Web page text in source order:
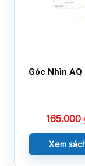
Góc Nhìn AQ
165.000
Xem